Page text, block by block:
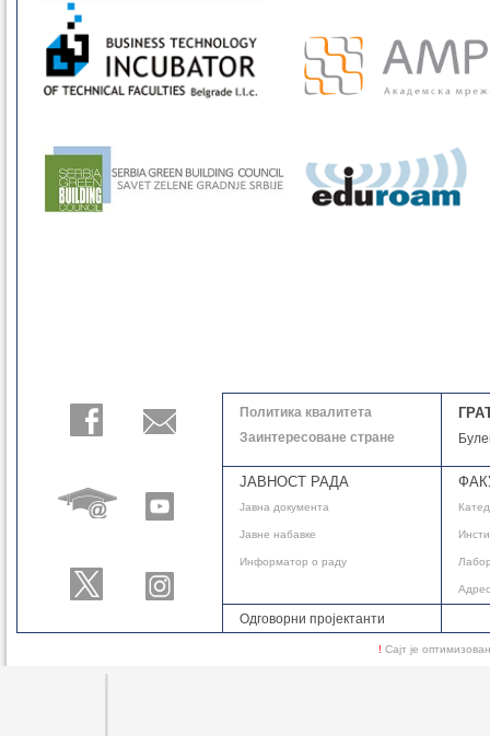
Политика квалитета
Заинтересоване стране
ЈАВНОСТ РАДА
Јавнa документа
Јавне набавке
Информатор о раду
Одговорни пројектанти
! Сајт је